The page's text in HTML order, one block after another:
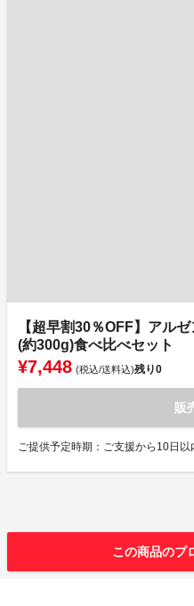
【超早割30％OFF】アル
(約300g)食べ比べセット
¥7,448 (税込/送料込)残り0
販
ご提供予定時期：ご支援から10日以
この商品のプ